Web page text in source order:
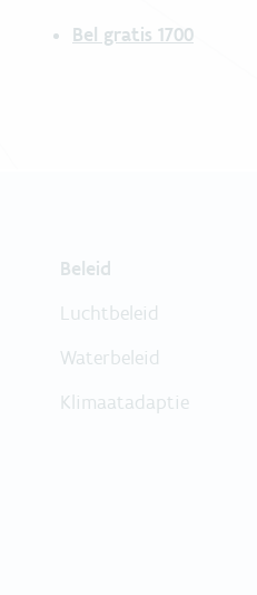
Bel gratis 1700
Beleid
Luchtbeleid
Waterbeleid
Klimaatadaptie